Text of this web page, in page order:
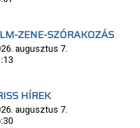
ZENE-SZÓRAKOZÁS
augusztus 7.
HÍREK
augusztus 7.